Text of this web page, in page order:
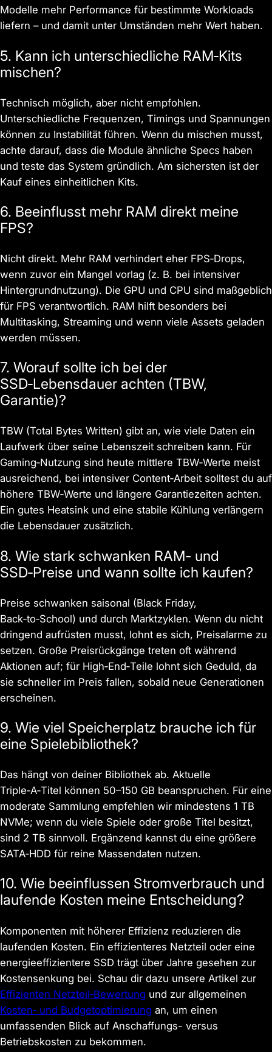
Modelle mehr Performance für bestimmte Workloads
liefern – und damit unter Umständen mehr Wert haben.
5. Kann ich unterschiedliche RAM‑Kits
mischen?
Technisch möglich, aber nicht empfohlen.
Unterschiedliche Frequenzen, Timings und Spannungen
können zu Instabilität führen. Wenn du mischen musst,
achte darauf, dass die Module ähnliche Specs haben
und teste das System gründlich. Am sichersten ist der
Kauf eines einheitlichen Kits.
6. Beeinflusst mehr RAM direkt meine
FPS?
Nicht direkt. Mehr RAM verhindert eher FPS‑Drops,
wenn zuvor ein Mangel vorlag (z. B. bei intensiver
Hintergrundnutzung). Die GPU und CPU sind maßgeblich
für FPS verantwortlich. RAM hilft besonders bei
Multitasking, Streaming und wenn viele Assets geladen
werden müssen.
7. Worauf sollte ich bei der
SSD‑Lebensdauer achten (TBW,
Garantie)?
TBW (Total Bytes Written) gibt an, wie viele Daten ein
Laufwerk über seine Lebenszeit schreiben kann. Für
Gaming‑Nutzung sind heute mittlere TBW‑Werte meist
ausreichend, bei intensiver Content‑Arbeit solltest du auf
höhere TBW‑Werte und längere Garantiezeiten achten.
Ein gutes Heatsink und eine stabile Kühlung verlängern
die Lebensdauer zusätzlich.
8. Wie stark schwanken RAM- und
SSD‑Preise und wann sollte ich kaufen?
Preise schwanken saisonal (Black Friday,
Back‑to‑School) und durch Marktzyklen. Wenn du nicht
dringend aufrüsten musst, lohnt es sich, Preisalarme zu
setzen. Große Preisrückgänge treten oft während
Aktionen auf; für High‑End‑Teile lohnt sich Geduld, da
sie schneller im Preis fallen, sobald neue Generationen
erscheinen.
9. Wie viel Speicherplatz brauche ich für
eine Spielebibliothek?
Das hängt von deiner Bibliothek ab. Aktuelle
Triple‑A‑Titel können 50–150 GB beanspruchen. Für eine
moderate Sammlung empfehlen wir mindestens 1 TB
NVMe; wenn du viele Spiele oder große Titel besitzt,
sind 2 TB sinnvoll. Ergänzend kannst du eine größere
SATA‑HDD für reine Massendaten nutzen.
10. Wie beeinflussen Stromverbrauch und
laufende Kosten meine Entscheidung?
Komponenten mit höherer Effizienz reduzieren die
laufenden Kosten. Ein effizienteres Netzteil oder eine
energieeffizientere SSD trägt über Jahre gesehen zur
Kostensenkung bei. Schau dir dazu unsere Artikel zur
Effizienten Netzteil‑Bewertung und zur allgemeinen
Kosten‑ und Budgetoptimierung an, um einen
umfassenden Blick auf Anschaffungs- versus
Betriebskosten zu bekommen.